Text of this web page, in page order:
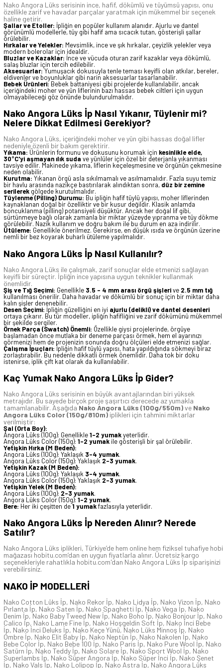
Nako Angora Lüks serisinin ince, hafif, dökümlü ve tüyümsü yapısı, onu
özellikle zarif ve havadar parçalar yaratmak için mükemmel bir seçenek
haline getirir.
Şallar ve Etoller: İpliğin en popüler kullanım alanıdır. Ajurlu ve dantel
görünümlü modellerle, tüy gibi hafif ama sıcacık tutan, gösterişli şallar
örülebilir.
Hırkalar ve Yelekler: Mevsimlik, ince ve şık hırkalar, çeyizlik yelekler veya
modern bolerolar için idealdir.
Bluzlar ve Kazaklar: İnce ve vücuda oturan zarif kazaklar veya dökümlü,
salaş bluzlar için tercih edilebilir.
Aksesuarlar:Yumuşacık dokusuyla tenle teması keyifli olan atkılar, bereler,
eldivenler ve boyunluklar gibi narin aksesuarlar tasarlanabilir.
Bebek Ürünleri: Bebek battaniyesi gibi projelerde kullanılabilir, ancak
içeriğindeki moher ve yün liflerinin bazı hassas bebek ciltleri için uygun
olmayabileceği göz önünde bulundurulmalıdır.
Nako Angora Lüks İp Nasıl Yıkanır, Tüylenir mi?
Nelere Dikkat Edilmesi Gerekiyor?
Nako Angora Lüks, içeriğindeki moher ve yün gibi hassas doğal lifler
nedeniyle özenli bir bakım gerektirir.
Yıkama: Ürünlerin formunu ve dokusunu korumak için kesinlikle elde,
30°C'yi aşmayan ılık suda ve yünlüler için özel bir deterjanla yıkanması
tavsiye edilir. Makinede yıkama, liflerin keçeleşmesine ve örgünün çekmesine
neden olabilir.
Kurutma: Yıkanan örgü asla sıkılmamalı ve asılmamalıdır. Fazla suyu temiz
bir havlu arasında nazikçe bastırılarak alındıktan sonra, düz bir zemine
serilerek gölgede kurutulmalıdır.
Tüylenme (Pilling) Durumu: Bu ipliğin hafif tüylü yapısı, moher liflerinden
kaynaklanan doğal bir özelliktir ve bir kusur değildir. Klasik anlamda
boncuklanma (pilling) potansiyeli düşüktür. Ancak her doğal lif gibi,
sürtünmeye bağlı olarak zamanla bir miktar yüzeyde yıpranma ve tüy dökme
görülebilir. Nazik kullanım ve doğru bakım ile bu durum en aza indirilir.
Ütüleme: Genellikle önerilmez. Gerekirse, en düşük ısıda ve örgünün üzerine
nemli bir bez koyarak buharlı ütüleme yapılmalıdır.
Nako Angora Lüks İp Nasıl Kullanılır?
Nako Angora Lüks ile çalışmak, zarif sonuçlar elde etmenizi sağlayan
keyifli bir süreçtir. İpliğin ince yapısına uygun teknikler kullanmak
önemlidir.
Şiş ve Tığ Seçimi: Genellikle 3.5 - 4 mm arası örgü şişlerive 2.5 mm tığ
kullanılması önerilir. Daha havadar ve dökümlü bir sonuç için bir miktar daha
kalın şişler denenebilir.
Desen Seçimi: İpliğin güzelliğini en iyi ajurlu (delikli) ve dantel desenleri
ortaya çıkarır. Bu tür modeller, ipliğin hafifliğini ve zarif dökümünü mükemmel
bir şekilde sergiler.
Örnek Parça (Swatch) Önemli: Özellikle giysi projelerinde, örgüye
başlamadan önce mutlaka bir deneme parçası örmek, hem el ayarınızı
görmenizi hem de projenizin sonunda doğru ölçüleri elde etmenizi sağlar.
Çalışma İpuçları: İpliğin hafif tüylü yapısı, hata yapıldığında sökmeyi biraz
zorlaştırabilir. Bu nedenle dikkatli örmek önemlidir. Daha tok bir doku
istenirse, iplik çift kat olarak da kullanılabilir.
Kaç Yumak Nako Angora Lüks İp Gider?
Nako Angora Lüks serisinin en büyük avantajlarından biri yüksek
metrajıdır. Bu sayede birçok proje şaşırtıcı derecede az yumakla
tamamlanabilir. AşağıdaNako Angora Lüks (100g/550m)ve Nako
Angora Lüks Color (150g/810m) iplikleri için tahmini miktarlar
verilmiştir:
Şal (Orta Boy):
Angora Lüks (100g): Genellikle1-2 yumakyeterlidir.
Angora Lüks Color (150g): 1-2 yumak ile gösterişli bir şal örülebilir.
Yetişkin Hırka (M Beden):
Angora Lüks (100g): Yaklaşık 3-4 yumak.
Angora Lüks Color (150g): Yaklaşık 2-3 yumak.
Yetişkin Kazak (M Beden):
Angora Lüks (100g): Yaklaşık 3-4 yumak.
Angora Lüks Color (150g): Yaklaşık 2-3 yumak.
Yetişkin Yelek (M Beden):
Angora Lüks (100g): 2-3 yumak.
Angora Lüks Color (150g): 1-2 yumak.
Bere: Her iki çeşitten de1 yumakfazlasıyla yeterlidir.
Nako Angora Lüks İp Nereden Alınır? Nerede
Satılır?
Nako Angora Lüks iplikleri, Türkiye’de hem online hem fiziksel tuhafiye hobi
mağazası hobitu.com’dan en uygun fiyatlarla alınır. Ücretsiz kargo
seçenekleriyle rahatlıkla hobitu.com'dan Nako Angora Lüks İp siparişinizi
verebilirsiniz.
NAKO İP MODELLERİ
Nako Cotton Lüks İp, Nako Rekor İp, Nako Lidya İp, Nako Vizon İp, Nako
Pırlanta İp, Nako Saten İp, Nako Spaghetti İp, Nako Vega İp, Nako
Denim İp, Nako Baby Tweed New İp, Nako Boho İp, Nako Bonjour İp, Nako
Calico İp, Nako Lame Fine İp, Nako Hoşgeldin Soft İp, Nako İnci Bebe
İp, Nako İnci Deluks İp, Nako Keçe Yünü, Nako Lüks Minnoş İp, Nako
Ombre İp, Nako Elit Baby İp, Nako Neptün İp, Nako Nakolen İp, Nako
Bebe Color İp, Nako Bebe 100 İp, Nako Paris İp, Nako Pure Wool İp, Nako
Satürn İp, Nako Teddy İp, Nako Solare İp, Nako Sport Wool İp, Nako
Superlambs İp, Nako Süper Angora İp, Nako Süper İnci İp, Nako Şenet
İp, Nako Vals İp, Nako Lolipop İp, Nako Astra İp, Nako Angora Lüks